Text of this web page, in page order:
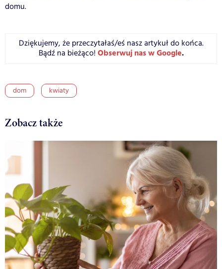
domu.
Dziękujemy, że przeczytałaś/eś nasz artykuł do końca.
Bądź na bieżąco! Obserwuj nas w Google.
dom kwiaty
Zobacz także